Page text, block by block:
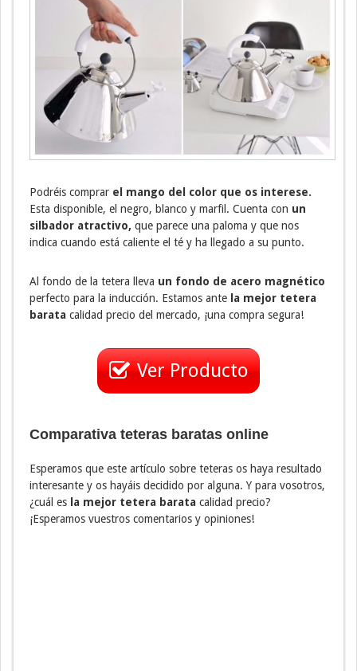
Podréis comprar el mango del color que os interese.
Esta disponible, el negro, blanco y marfil. Cuenta con un
silbador atractivo, que parece una paloma y que nos
indica cuando está caliente el té y ha llegado a su punto.
Al fondo de la tetera lleva un fondo de acero magnético
perfecto para la inducción. Estamos ante la mejor tetera
barata calidad precio del mercado, ¡una compra segura!
Ver Producto
Comparativa teteras baratas online
Esperamos que este artículo sobre teteras os haya resultado
interesante y os hayáis decidido por alguna. Y para vosotros,
¿cuál es la mejor tetera barata calidad precio?
¡Esperamos vuestros comentarios y opiniones!